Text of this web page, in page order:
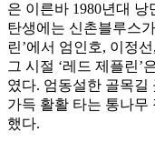
은 이른바 1980년대 낭
탄생에는 신촌블루스
린’에서 엄인호, 이정
그 시절 ‘레드 제플린’
였다. 엄동설한 골목길
가득 활활 타는 통나무
했다.